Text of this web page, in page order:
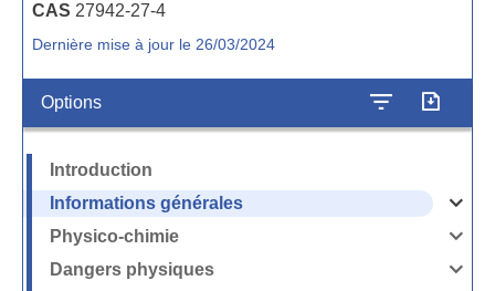
CAS 27942-27-4
Dernière mise à jour le 26/03/2024
Options
Introduction
Informations générales
Ouvrir
la
générales
Physico-chimie
Ouvrir
la
Dangers physiques
Ouvrir